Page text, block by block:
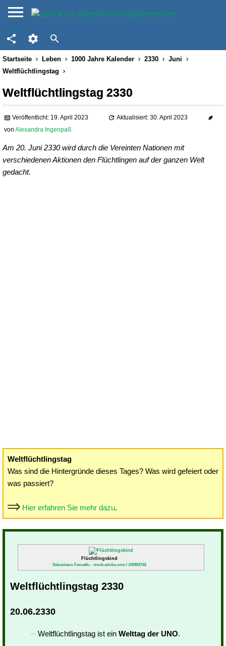
Startseite Leben 1000 Jahre Kalender 2330
Juni
Weltflüchtlingstag
Weltflüchtlingstag 2330
Veröffentlicht: 19. April 2023
Aktualisiert: 30. April 2023
von Alexandra Ingenpaß
Am 20. Juni 2330 wird durch die Vereinten Nationen mit
verschiedenen Aktionen den Flüchtlingen auf der ganzen Welt
gedacht.
Weltflüchtlingstag
Was sind die Hintergründe dieses Tages? Was wird gefeiert oder
was passiert?
Hier erfahren Sie mehr dazu.
Flüchtlingskind
Sebastiano Fancellu - stock.adobe.com / 105853742
Weltflüchtlingstag 2330
20.06.2330
Weltflüchtlingstag ist ein Welttag der UNO.